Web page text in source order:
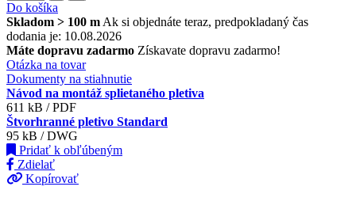
Do košíka
Skladom > 100 m Ak si objednáte teraz, predpokladaný čas
dodania je: 10.08.2026
Máte dopravu zadarmo Získavate dopravu zadarmo!
Otázka na tovar
Dokumenty na stiahnutie
Návod na montáž splietaného pletiva
611 kB / PDF
Štvorhranné pletivo Standard
95 kB / DWG
Pridať k obľúbeným
Zdielať
Kopírovať